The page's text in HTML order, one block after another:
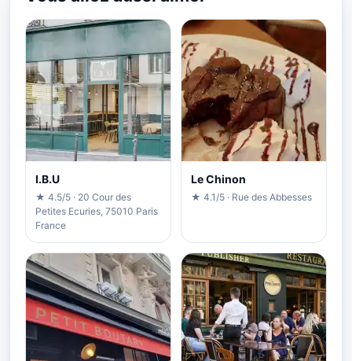
I.B.U
★ 4.5/5 · 20 Cour des
Petites Ecuries, 75010 Paris
France
Le Chinon
★ 4.1/5 · Rue des Abbesses